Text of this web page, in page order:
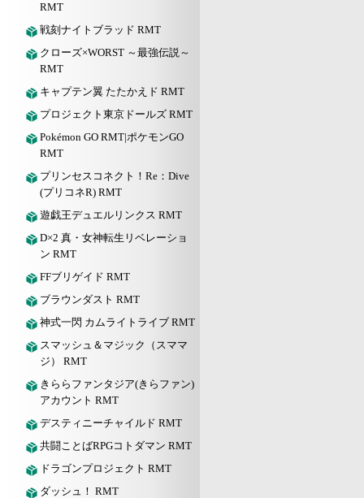
RMT
戦刻ナイトブラッド RMT
クローズ×WORST ～最強伝説～
RMT
キャプテン翼 たたかえド RMT
プロジェクト東京ドールズ RMT
Pokémon GO RMT|ポケモンGO
RMT
プリンセスコネクト！Re：Dive
(プリコネR) RMT
遊戯王デュエルリンクス RMT
D×2 真・女神転生リベレーショ
ン RMT
FFブリゲイド RMT
ブラウンダスト RMT
神式一閃 カムライトライブ RMT
スマッシュ＆マジック（スママ
ジ） RMT
きららファンタジア(きらファン)
アカウント RMT
デスティニーチャイルド RMT
共闘ことばRPGコトダマン RMT
ドラゴンプロジェクト RMT
ダッシュ！ RMT